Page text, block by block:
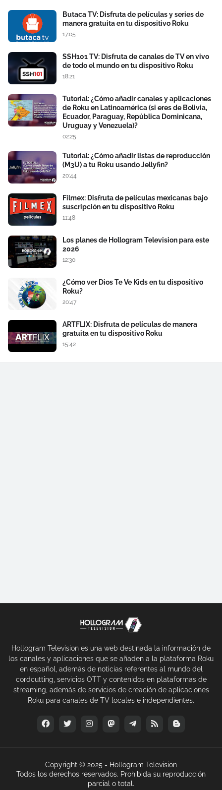
Butaca TV: Disfruta de películas y series de
manera gratuita en tu dispositivo Roku
17:05
SSH101 TV: Disfruta de canales de TV en vivo
de todo el mundo en tu dispositivo Roku
18:21
Tutorial: ¿Cómo añadir canales y aplicaciones
de Roku en Latinoamérica (si eres de Bolivia,
Ecuador, Paraguay, República Dominicana,
Uruguay y Venezuela)?
02:25
Tutorial: ¿Cómo añadir listas de reproducción
(M3U) a tu Roku usando Jellyfin?
20:44
Filmex: Disfruta de películas mexicanas bajo
suscripción en tu dispositivo Roku
11:48
Los planes de Hollogram Television para este
2026
12:30
¿Cómo ver Dios Te Ve Kids en tu dispositivo
Roku?
20:47
ARTFLIX: Disfruta de películas de manera
gratuita en tu dispositivo Roku
15:42
Hollogram Television es una web destinada la información de
los canales y aplicaciones que se añaden a la plataforma Roku
en español, además de noticias referentes al mundo del
cordcutting, servicios OTT y contenidos en plataformas de
streaming, además de servicios de creación de aplicaciones
Roku para canales de TV locales e independientes.
Copyright © 2025 - Hollogram Television
Todos los derechos reservados. Prohibida su reproducción
parcial o total.